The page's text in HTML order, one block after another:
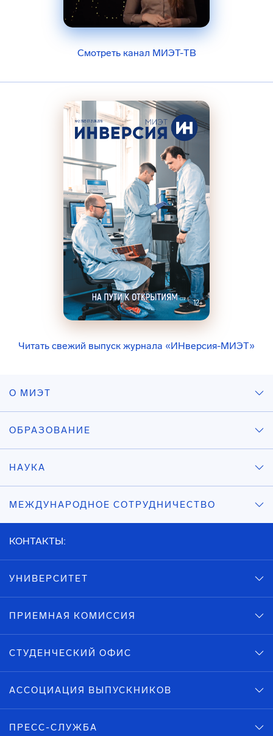
Смотреть канал МИЭТ-ТВ
Читать свежий выпуск журнала «ИНверсия-МИЭТ»
О МИЭТ
ОБРАЗОВАНИЕ
НАУКА
МЕЖДУНАРОДНОЕ СОТРУДНИЧЕСТВО
КОНТАКТЫ:
УНИВЕРСИТЕТ
ПРИЕМНАЯ КОМИССИЯ
СТУДЕНЧЕСКИЙ ОФИС
АССОЦИАЦИЯ ВЫПУСКНИКОВ
ПРЕСС-СЛУЖБА